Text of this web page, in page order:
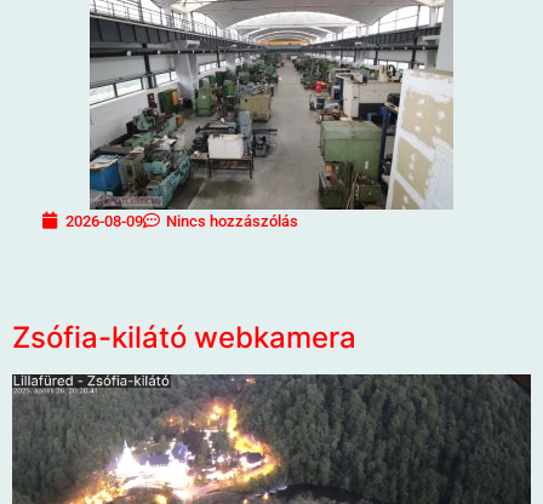
2026-08-09 Nincs hozzászólás
Zsófia-kilátó webkamera